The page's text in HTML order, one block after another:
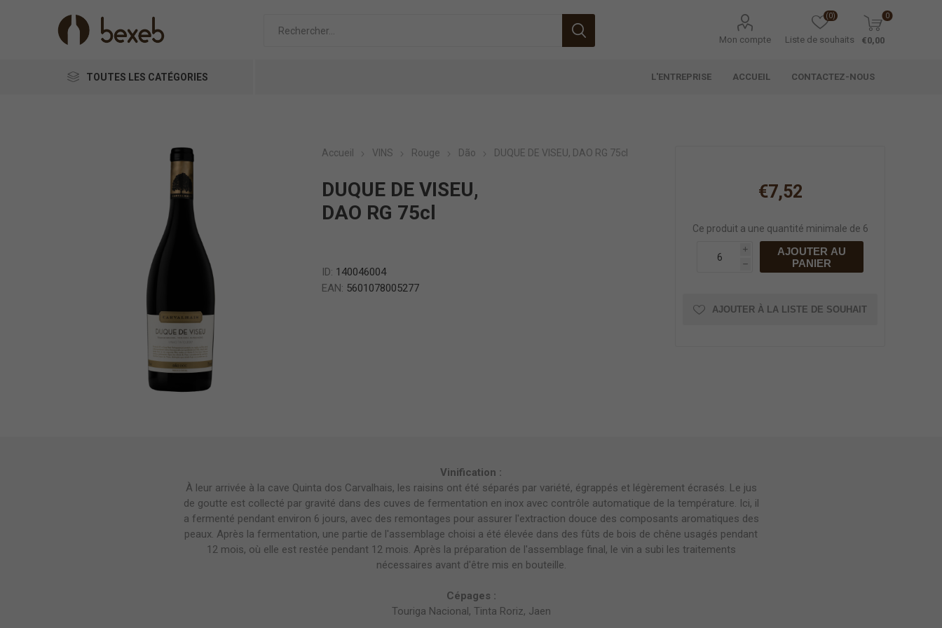
Mon compte Liste de souhaits
(0) 0
€0,00
TOUTES LES CATÉGORIES L'ENTREPRISE ACCUEIL CONTACTEZ-NOUS
Accueil VINS Rouge Dão DUQUE DE VISEU, DAO RG 75cl
DUQUE DE VISEU,
DAO RG 75cl
ID: 140046004
EAN: 5601078005277
€7,52
Ce produit a une quantité minimale de 6
i
h
AJOUTER AU
PANIER
AJOUTER À LA LISTE DE SOUHAIT
Vinification :
À leur arrivée à la cave Quinta dos Carvalhais, les raisins ont été séparés par variété, égrappés et légèrement écrasés. Le jus
de goutte est collecté par gravité dans des cuves de fermentation en inox avec contrôle automatique de la température. Ici, il
a fermenté pendant environ 6 jours, avec des remontages pour assurer l'extraction douce des composants aromatiques des
peaux. Après la fermentation, une partie de l'assemblage choisi a été élevée dans des fûts de bois de chêne usagés pendant
12 mois, où elle est restée pendant 12 mois. Après la préparation de l'assemblage final, le vin a subi les traitements
nécessaires avant d'être mis en bouteille.
Cépages :
Touriga Nacional, Tinta Roriz, Jaen